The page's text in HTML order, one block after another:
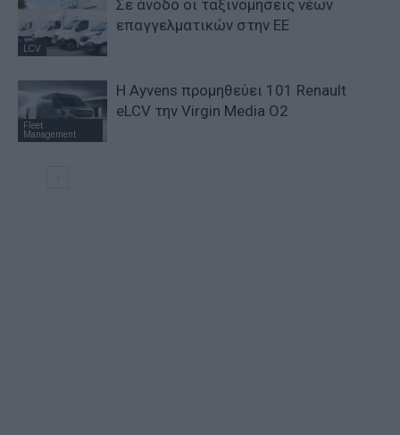
LCV
Σε άνοδο οι ταξινομήσεις νέων
επαγγελματικών στην ΕΕ
Fleet
Management
Η Ayvens προμηθεύει 101 Renault
eLCV την Virgin Media O2